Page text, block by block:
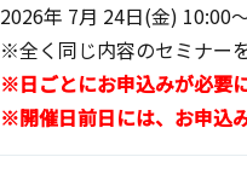
2026年 7⽉ 24⽇(金) 10:00
※全く同じ内容のセミナー
※日ごとにお申込みが必要
※開催日前日には、お申込